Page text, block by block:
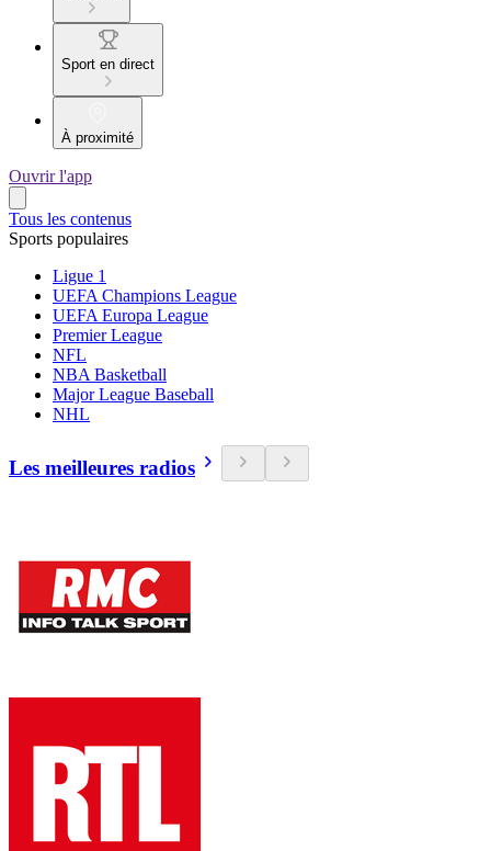
Sport en direct
À proximité
Ouvrir l'app
Tous les contenus
Sports populaires
Ligue 1
UEFA Champions League
UEFA Europa League
Premier League
NFL
NBA Basketball
Major League Baseball
NHL
Les meilleures radios